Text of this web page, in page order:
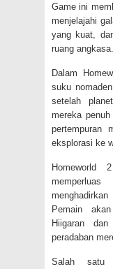
Game ini
menjelajahi
yang kuat,
ruang angkasa.
Dalam
suku
setelah
mereka
pertempuran
eksplorasi ke
Homeworld
Pemain
Hiigaran dan
peradaban
Salah satu